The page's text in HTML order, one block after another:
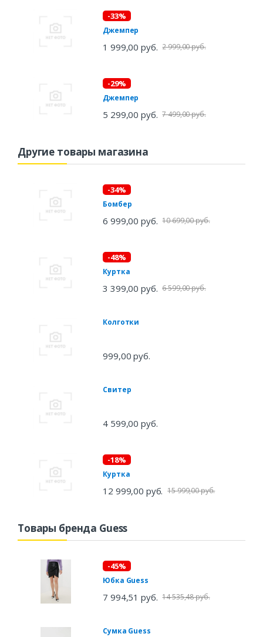
-33%
Джемпер
1 999,00 руб. 2 999,00 руб.
-29%
Джемпер
5 299,00 руб. 7 499,00 руб.
Другие товары магазина
-34%
Бомбер
6 999,00 руб. 10 699,00 руб.
-48%
Куртка
3 399,00 руб. 6 599,00 руб.
Колготки
999,00 руб.
Свитер
4 599,00 руб.
-18%
Куртка
12 999,00 руб. 15 999,00 руб.
Товары бренда Guess
-45%
Юбка Guess
7 994,51 руб. 14 535,48 руб.
Сумка Guess